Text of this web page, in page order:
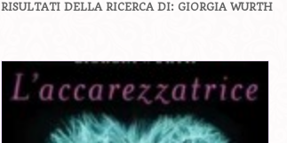
RISULTATI DELLA RICERCA DI: GIORGIA WURTH